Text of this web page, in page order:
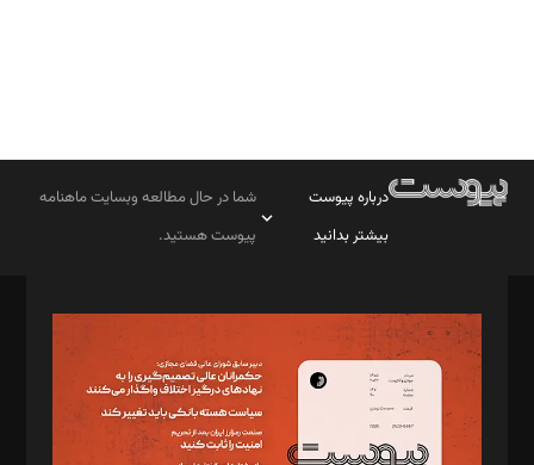
درباره پیوست
بیشتر بدانید
شما در حال مطالعه وبسایت ماهنامه
پیوست هستید.
مدیر مسئول: محمدباقر اثنی‌عشری
سردبیر: مهرک محمودی
دبیر تحریریه: میثم قاسمی
د‌بیر ناداستان: سمانه سمیع
د‌بیر خدمت و تجارت: ابوالفضل رجبی